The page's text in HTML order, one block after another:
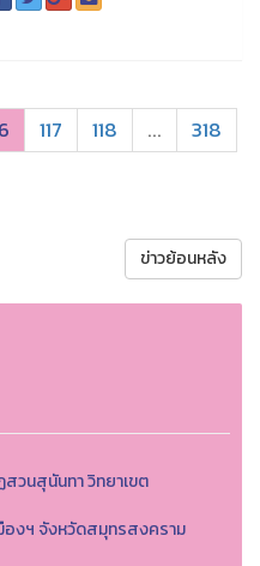
117 118 ...
318
ข่าวย้อนหลัง
วนสุนันทา วิทยาเขต
มืองฯ จังหวัดสมุทรสงคราม